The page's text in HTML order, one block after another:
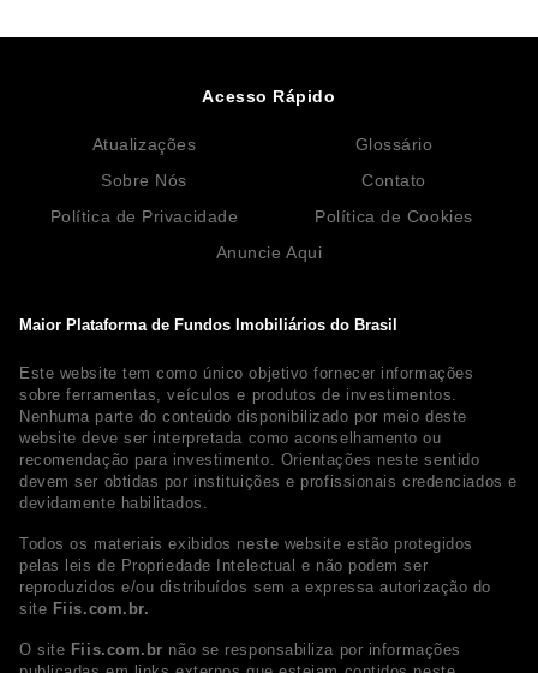
Maior Plataforma de Fundos Imobiliários do Brasil
Este website tem como único objetivo fornecer informações
sobre ferramentas, veículos e produtos de investimentos.
Nenhuma parte do conteúdo disponibilizado por meio deste
website deve ser interpretada como aconselhamento ou
recomendação para investimento. Orientações neste sentido
devem ser obtidas por instituições e profissionais credenciados e
devidamente habilitados.
Todos os materiais exibidos neste website estão protegidos
pelas leis de Propriedade Intelectual e não podem ser
reproduzidos e/ou distribuídos sem a expressa autorização do
site Fiis.com.br.
O site Fiis.com.br não se responsabiliza por informações
Acesso Rápido
Atualizações
Glossário
Sobre Nós
Contato
Política de Privacidade
Política de Cookies
Anuncie Aqui